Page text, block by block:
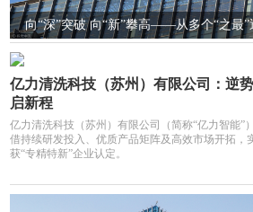
向“深”突破 向“新”攀高——从多个“之最”
亿力清洗科技（苏州）有限公司：逆
启新程
亿力清洗科技（苏州）有限公司（简称“亿力智能”
借持续研发投入、优质产品矩阵及高效市场开拓，
获“专精特新”企业认定。